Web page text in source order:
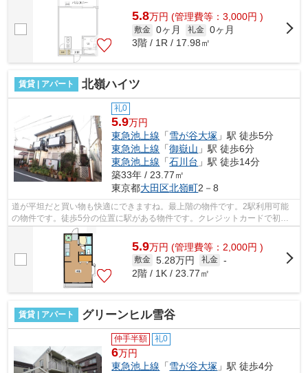
5.8万円 (管理費等：3,000円 )
敷金 0ヶ月 礼金 0ヶ月
3階 / 1R / 17.98㎡
賃貸 | アパート 北嶺ハイツ
礼0
5.9万円
東急池上線 「雪が谷大塚 」駅 徒歩5分
東急池上線 「御嶽山 」駅 徒歩6分
東急池上線 「石川台 」駅 徒歩14分
築33年 / 23.77㎡
東京都大田区北嶺町2－8
道が平坦だと買い物も快適にできますね。最上階の物件です。2駅利用可能
の物件です。徒歩5分の位置に駅がある物件です。クレジットカードで初期
費用がお支払いいただけるので、決済の...
5.9万円 (管理費等：2,000円 )
敷金 5.28万円 礼金 -
2階 / 1K / 23.77㎡
賃貸 | アパート グリーンヒル雪谷
仲手半額 礼0
6万円
東急池上線 「雪が谷大塚 」駅 徒歩4分